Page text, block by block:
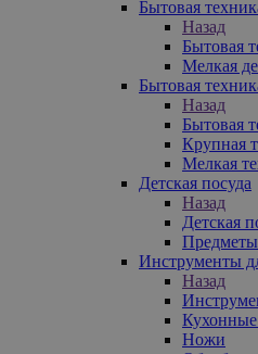
Бытовая
Назад
Бытовая
Мелкая
Бытовая
Назад
Бытовая
Крупная
Мелкая
Детская посуда
Назад
Детская
Предметы
Инструменты
Назад
Ножи